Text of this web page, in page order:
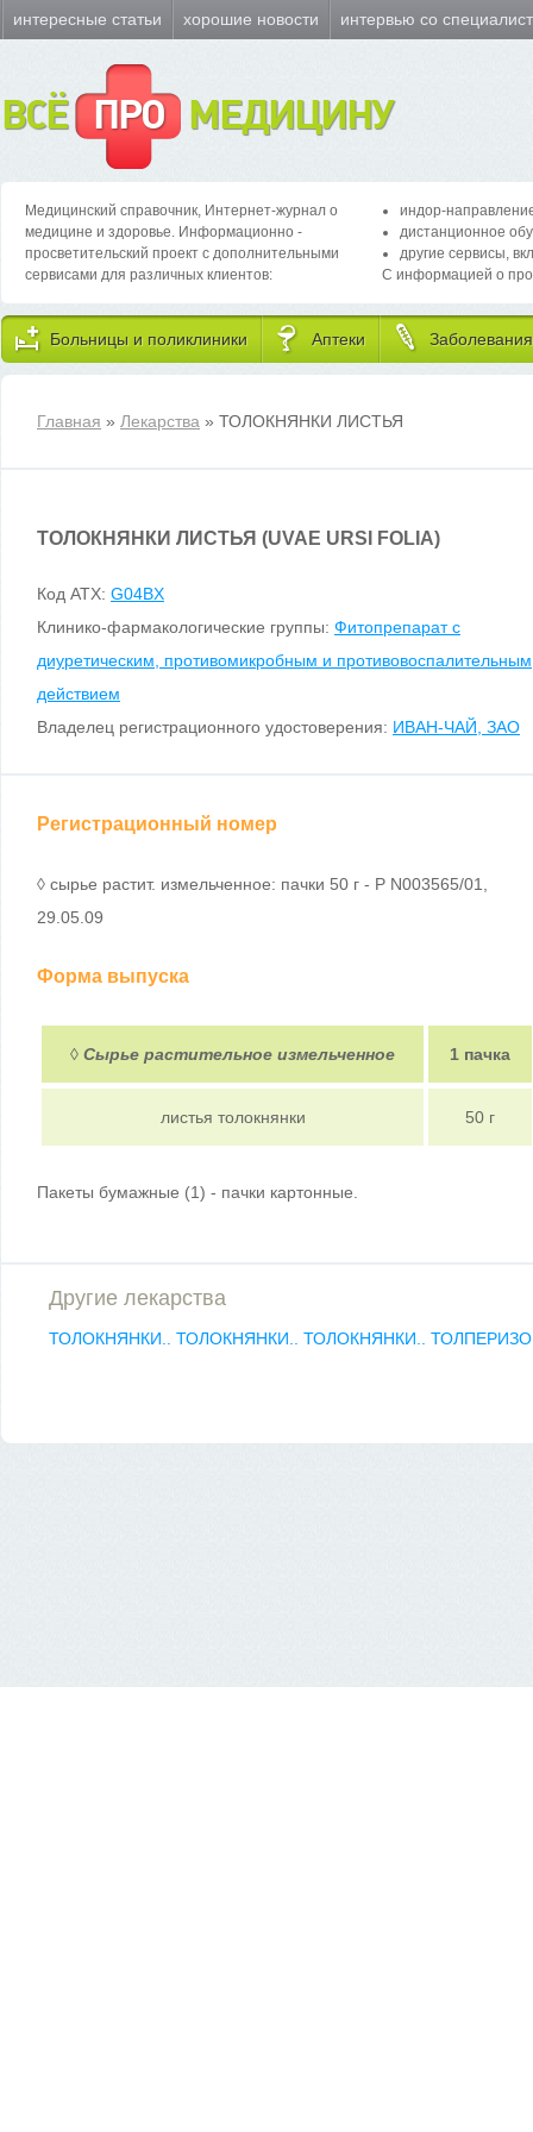
интересные статьи хорошие новости интервью со
ВСЁ ПРО МЕДИЦИНУ
Медицинский справочник, Интернет-журнал о
медицине и здоровье. Информационно -
просветительский проект с дополнительными
сервисами для различных клиентов:
индор-
дистанционное
другие сервисы,
С информацией о
Больницы и поликлиники Аптеки Заболевания
Главная » Лекарства » ТОЛОКНЯНКИ ЛИСТЬЯ
ТОЛОКНЯНКИ ЛИСТЬЯ (UVAE URSI FOLIA)
Код ATX: G04BX
Клинико-фармакологические группы: Фитопрепарат с
диуретическим, противомикробным и противовоспалительным
действием
Владелец регистрационного удостоверения: ИВАН-ЧАЙ, ЗАО
Регистрационный номер
◊ сырье растит. измельченное: пачки 50 г - Р N003565/01,
29.05.09
Форма выпуска
◊ Сырье растительное измельченное 1 пачка
листья толокнянки 50 г
Пакеты бумажные (1) - пачки картонные.
Другие лекарства
ТОЛОКНЯНКИ.. ТОЛОКНЯНКИ.. ТОЛОКНЯНКИ..